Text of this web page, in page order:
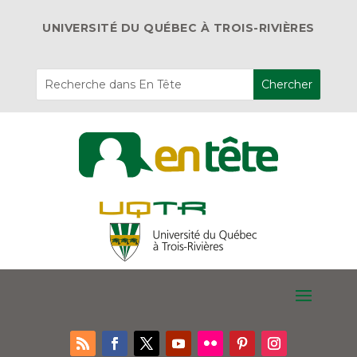
UNIVERSITÉ DU QUÉBEC À TROIS-RIVIÈRES